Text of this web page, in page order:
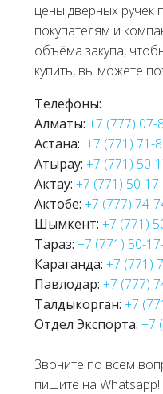
цены дверных ручек
покупателям и
объёма закупа,
купить, вы можете
Телефоны:
Алматы: +7 (777) 07-
Астана: +7 (771) 71-
Атырау: +7 (771) 50-
Актау: +7 (771) 50-
Актобе: +7 (777) 74-
Шымкент: +7 (771)
Тараз: +7 (771) 50-
Караганда: +7 (771)
Павлодар: +7 (777)
Талдыкорган: +7
Отдел Экспорта: +7
Звоните по всем
пишите на Whatsapp!